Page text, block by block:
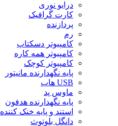
درایو نوری
کارت گرافیک
پردازنده
رم
کامپیوتر دسکتاپ
کامپیوتر همه کاره
کامپیوتر کوچک
پایه نگهدارنده مانیتور
USB هاب
ماوس پد
پایه نگهدارنده هدفون
استند و پایه خنک کننده
دانگل بلوتوث